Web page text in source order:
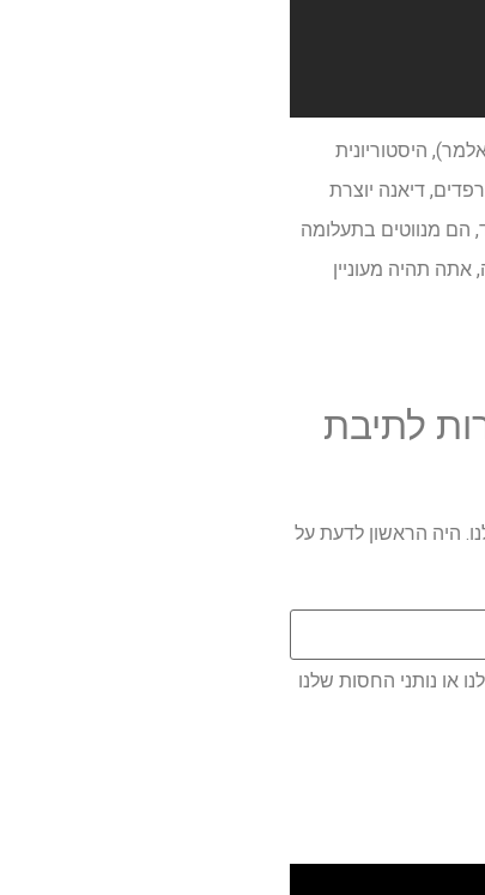
היסטוריונית
דיאנה יוצרת
הם מנווטים בתעלומה
תהיה מעוניין
לתיבת
היה הראשון לדעת על
או נותני החסות שלנו